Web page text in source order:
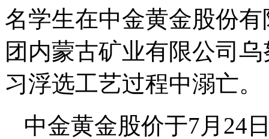
名学生在中金黄金股份
团内蒙古矿业有限公司
习浮选工艺过程中溺亡。
中金黄金股价于7月24